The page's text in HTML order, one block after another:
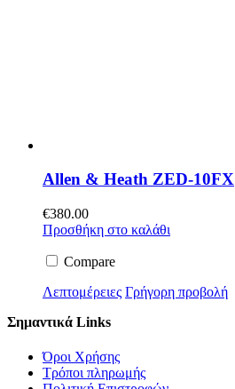
Allen & Heath ZED-10FX
€380.00
Προσθήκη στο καλάθι
Compare
Λεπτομέρειες Γρήγορη προβολή
Σημαντικά Links
Όροι Χρήσης
Τρόποι πληρωμής